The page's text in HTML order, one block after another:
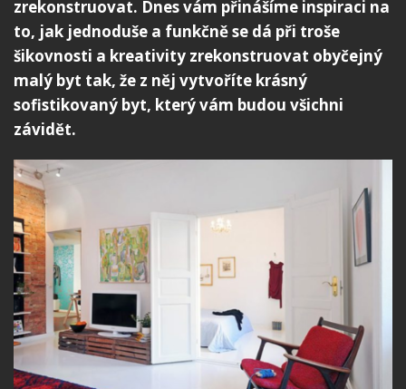
zrekonstruovat. Dnes vám přinášíme inspiraci na
to, jak jednoduše a funkčně se dá při troše
šikovnosti a kreativity zrekonstruovat obyčejný
malý byt tak, že z něj vytvoříte krásný
sofistikovaný byt, který vám budou všichni
závidět.